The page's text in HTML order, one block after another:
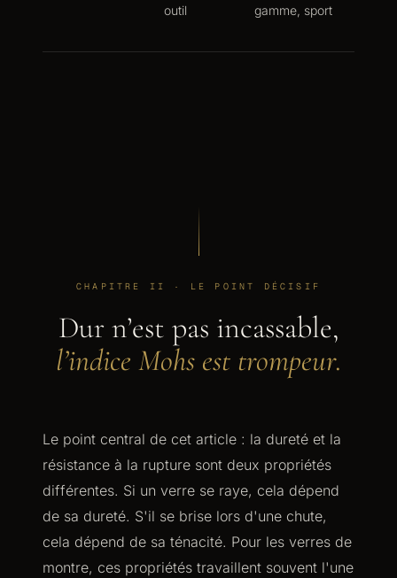
outil
gamme, sport
CHAPITRE II · LE POINT DÉCISIF
Dur n’est pas incassable,
l’indice Mohs est trompeur.
Le point central de cet article : la dureté et la
résistance à la rupture sont deux propriétés
différentes. Si un verre se raye, cela dépend
de sa dureté. S'il se brise lors d'une chute,
cela dépend de sa ténacité. Pour les verres de
montre, ces propriétés travaillent souvent l'une